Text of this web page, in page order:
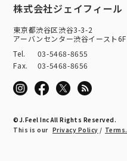
株式会社ジェイフィール
東京都渋谷区渋谷3-3-2
アーバンセンター渋谷イースト6F
Tel.
03-5468-8655
Fax.
03-5468-8656
©J.Feel Inc All Rights Reserved.
This is our Privacy Policy / Terms.